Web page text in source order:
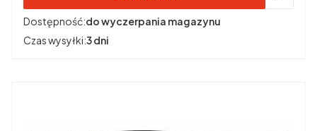
Dostępność:do wyczerpania magazynu
Czas wysyłki:3 dni